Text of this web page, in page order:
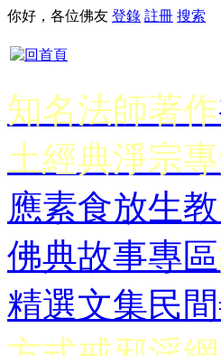
你好，各位佛友 登錄 註冊 搜索
知名法師著作
土經典淨宗
應素食放生
佛典故事專區
精選文集民